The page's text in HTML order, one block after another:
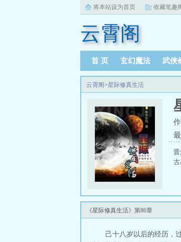
将本站设为首页 收藏笔趣
云霄阁
首 页 玄幻魔法 武侠
云霄阁>星际修真生活
《星际修真生活》第86章
己十八岁以后的经历，